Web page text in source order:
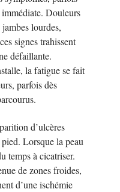
Douleurs
lourdes,
signes trahissent
défaillante.
la fatigue se fait
parfois dès
d’ulcères
Lorsque la peau
temps à cicatriser.
de zones froides,
d’une ischémie